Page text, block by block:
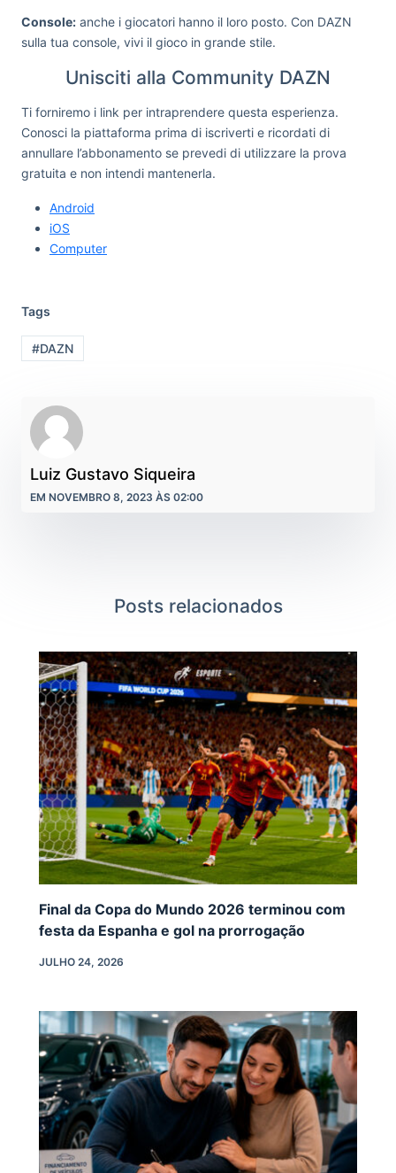
Console: anche i giocatori hanno il loro posto. Con DAZN
sulla tua console, vivi il gioco in grande stile.
Unisciti alla Community DAZN
Ti forniremo i link per intraprendere questa esperienza.
Conosci la piattaforma prima di iscriverti e ricordati di
annullare l’abbonamento se prevedi di utilizzare la prova
gratuita e non intendi mantenerla.
Android
iOS
Computer
Tags
#DAZN
Luiz Gustavo Siqueira
EM NOVEMBRO 8, 2023 ÀS 02:00
Posts relacionados
Final da Copa do Mundo 2026 terminou com
festa da Espanha e gol na prorrogação
JULHO 24, 2026